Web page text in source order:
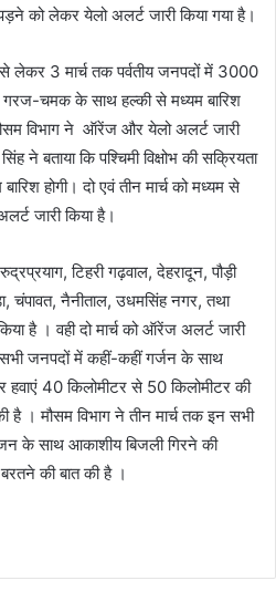
को लेकर येलो अलर्ट जारी किया गया है।
से लेकर 3 मार्च तक पर्वतीय जनपदों में 3000
गरज-चमक के साथ हल्की से मध्यम बारिश
विभाग ने ऑरेंज और येलो अलर्ट जारी
ने बताया कि पश्चिमी विक्षोभ की सक्रियता
होगी। दो एवं तीन मार्च को मध्यम से
जारी किया है।
टिहरी गढ़वाल, देहरादून, पौड़ी
चंपावत, नैनीताल, उधमसिंह नगर, तथा
है । वही दो मार्च को ऑरेंज अलर्ट जारी
जनपदों में कहीं-कहीं गर्जन के साथ
हवाएं 40 किलोमीटर से 50 किलोमीटर की
है । मौसम विभाग ने तीन मार्च तक इन सभी
के साथ आकाशीय बिजली गिरने की
की बात की है ।